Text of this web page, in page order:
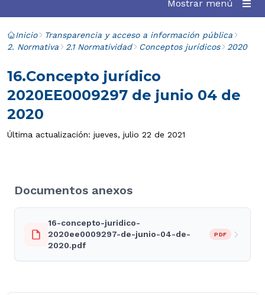
Mostrar menú
Inicio
Transparencia y acceso a información pública
2. Normativa
2.1 Normatividad Conceptos jurídicos 2020
16.Concepto jurídico
2020EE0009297 de junio 04 de
2020
Última actualización: jueves, julio 22 de 2021
Documentos anexos
16-concepto-juridico-
2020ee0009297-de-junio-04-de-
2020.pdf
PDF